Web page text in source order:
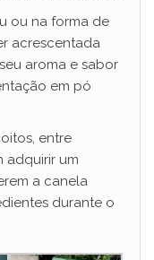
ou na forma de
acrescentada
aroma e sabor
em pó
entre
adquirir um
a canela
durante o